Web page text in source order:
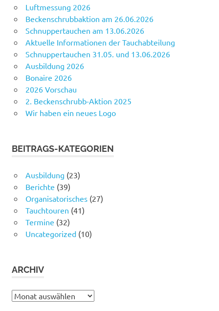
Luftmessung 2026
Beckenschrubbaktion am 26.06.2026
Schnuppertauchen am 13.06.2026
Aktuelle Informationen der Tauchabteilung
Schnuppertauchen 31.05. und 13.06.2026
Ausbildung 2026
Bonaire 2026
2026 Vorschau
2. Beckenschrubb-Aktion 2025
Wir haben ein neues Logo
BEITRAGS-KATEGORIEN
Ausbildung (23)
Berichte (39)
Organisatorisches(27)
Tauchtouren (41)
Termine (32)
Uncategorized(10)
ARCHIV
Archiv